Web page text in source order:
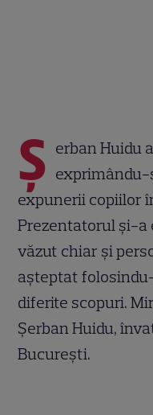
Ș erban Huidu
exprimându-
expunerii copiilor
Prezentatorul și-a
văzut chiar și
așteptat
diferite scopuri.
Șerban Huidu,
București.